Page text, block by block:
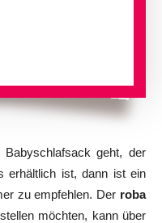
geht, der
erhältlich ist, dann ist ein
zu empfehlen. Der roba
möchten, kann über